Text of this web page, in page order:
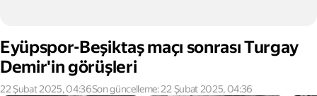
Eyüpspor-Beşiktaş maçı sonrası Turgay
Demir'in görüşleri
22 Şubat 2025, 04:36Son güncelleme: 22 Şubat 2025, 04:36